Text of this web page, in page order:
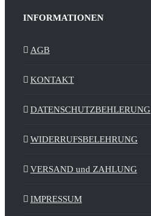
INFORMATIONEN
AGB
KONTAKT
DATENSCHUTZBEHLERUNG
WIDERRUFSBELEHRUNG
VERSAND und ZAHLUNG
IMPRESSUM